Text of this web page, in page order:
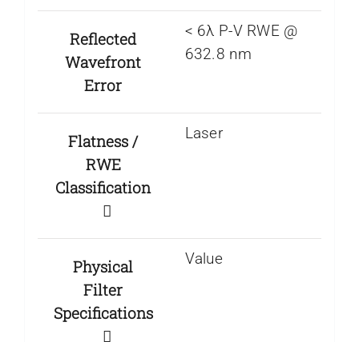
Reflected
Wavefront
Error
< 6λ P-V RWE @
632.8 nm
Flatness /
RWE
Classification
Laser
Physical
Filter
Specifications
Value